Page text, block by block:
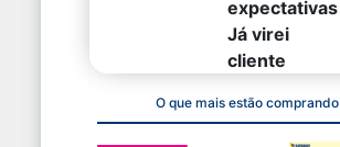
expectativas
Já virei
cliente
O que mais estão comprando